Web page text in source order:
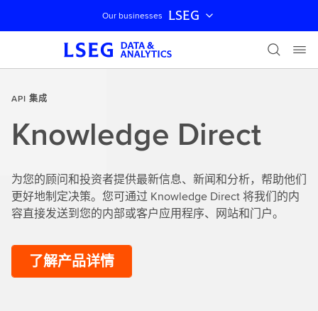
跳过导航
Our businesses LSEG
API 集成
Knowledge Direct
为您的顾问和投资者提供最新信息、新闻和分析，帮助他们
更好地制定决策。您可通过 Knowledge Direct 将我们的内
容直接发送到您的内部或客户应用程序、网站和门户。
了解产品详情